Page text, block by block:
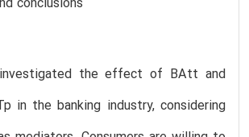
investigated the effect of BAtt and
in the banking industry, considering